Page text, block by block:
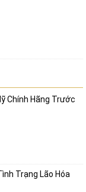
Chính Hãng Trước
Trạng Lão Hóa